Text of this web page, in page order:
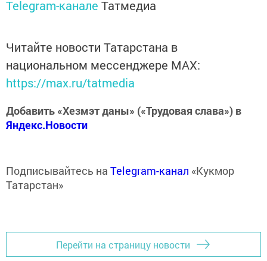
Telegram-канале Татмедиа
Читайте новости Татарстана в
национальном мессенджере MАХ:
https://max.ru/tatmedia
Добавить «Хезмэт даны» («Трудовая слава») в
Яндекс.Новости
Подписывайтесь на Telegram-канал «Кукмор
Татарстан»
Перейти на страницу новости